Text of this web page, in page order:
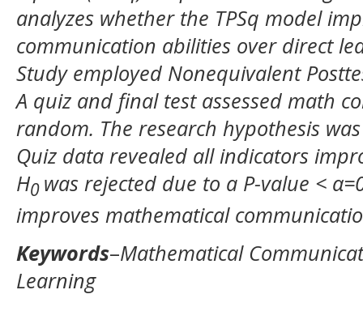
analyzes whether the TPSq model
communication abilities over direct
Study employed Nonequivalent
A quiz and final test assessed math
random. The research hypothesis
Quiz data revealed all indicators
H0 was rejected due to a P-value <
improves mathematical
Keywords–Mathematical
Learning